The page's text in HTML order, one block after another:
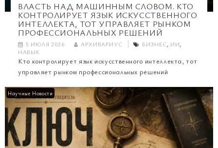
ВЛАСТЬ НАД МАШИННЫМ СЛОВОМ. КТО
КОНТРОЛИРУЕТ ЯЗЫК ИСКУССТВЕННОГО
ИНТЕЛЛЕКТА, ТОТ УПРАВЛЯЕТ РЫНКОМ
ПРОФЕССИОНАЛЬНЫХ РЕШЕНИЙ
5 ИЮЛЯ 2026 АРХИВАРИУС БИЗНЕС, ИИ,
НАВЫК
Кто контролирует язык искусственного интеллекта, тот
управляет рынком профессиональных решений
Научные Новости